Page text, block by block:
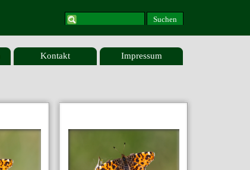
Kontakt Impressum
Suchen